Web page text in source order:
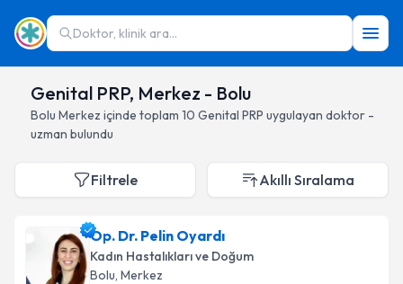
Doktor, klinik ara...
Genital PRP, Merkez - Bolu
Bolu Merkez içinde toplam 10 Genital PRP uygulayan doktor -
uzman bulundu
Filtrele Akıllı Sıralama
Op. Dr. Pelin Oyardı
Kadın Hastalıkları ve Doğum
Bolu, Merkez